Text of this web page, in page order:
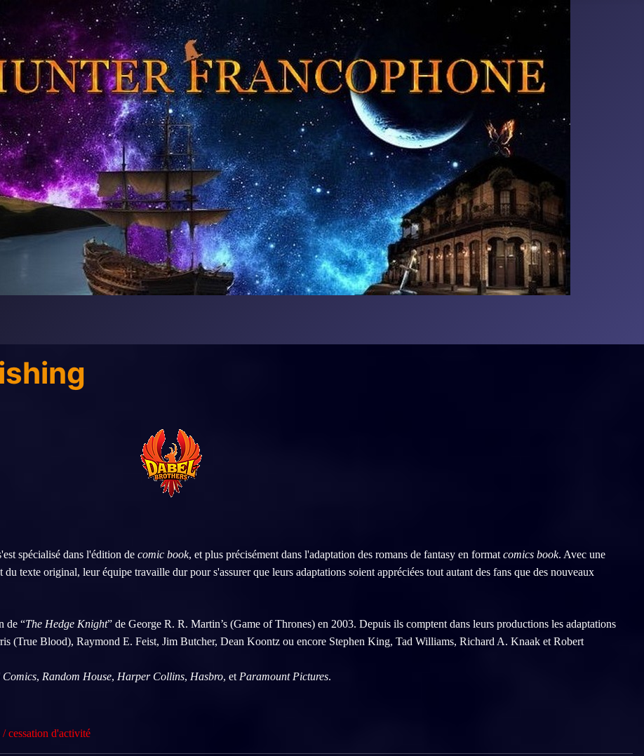
spécialisé dans l'édition de comic book, et plus précisément dans l'adaptation des romans de fantasy en format comics book. Avec une
texte original, leur équipe travaille dur pour s'assurer que leurs adaptations soient appréciées tout autant des fans que des nouveaux
de “The Hedge Knight” de George R. R. Martin’s (Game of Thrones) en 2003. Depuis ils comptent dans leurs productions les adaptations
(True Blood), Raymond E. Feist, Jim Butcher, Dean Koontz ou encore Stephen King, Tad Williams, Richard A. Knaak et Robert
Comics, Random House, Harper Collins, Hasbro, et Paramount Pictures.
d'activité